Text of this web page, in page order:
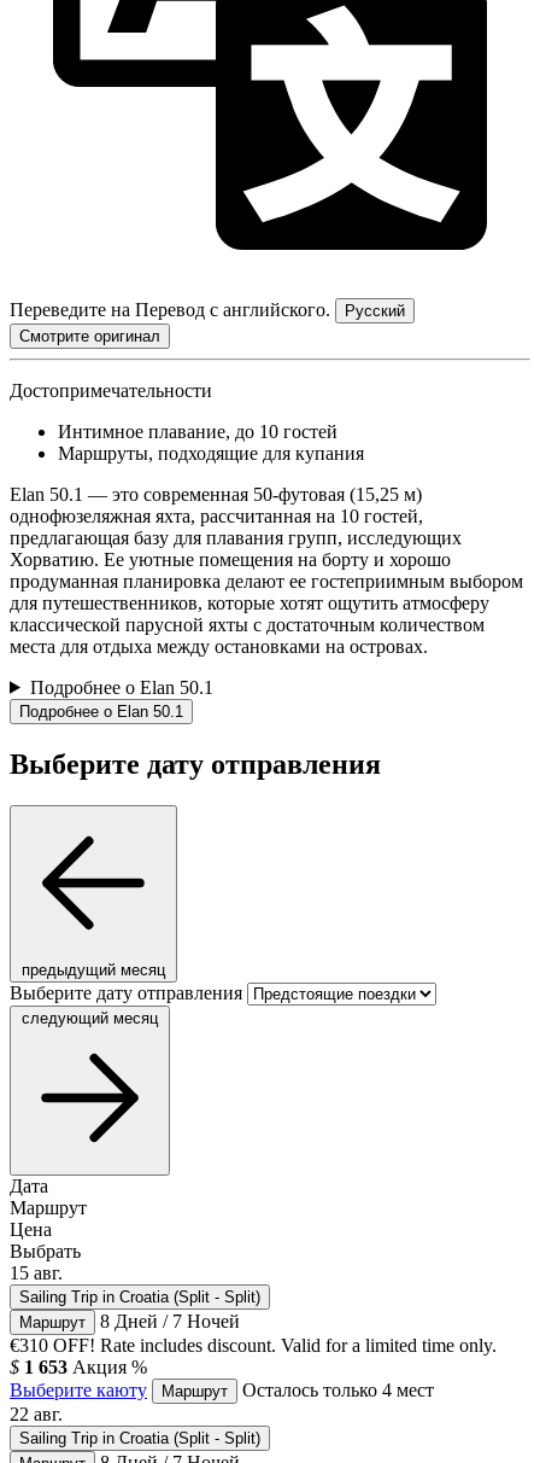
Переведите на Перевод с английского.
Русский
Смотрите оригинал
Достопримечательности
Интимное плавание, до 10 гостей
Маршруты, подходящие для купания
Elan 50.1 — это современная 50-футовая (15,25 м)
однофюзеляжная яхта, рассчитанная на 10 гостей,
предлагающая базу для плавания групп, исследующих
Хорватию. Ее уютные помещения на борту и хорошо
продуманная планировка делают ее гостеприимным выбором
для путешественников, которые хотят ощутить атмосферу
классической парусной яхты с достаточным количеством
места для отдыха между остановками на островах.
Подробнее о Elan 50.1
Подробнее о Elan 50.1
Выберите дату отправления
предыдущий месяц
Выберите дату отправления
следующий месяц
Дата
Маршрут
Цена
Выбрать
15 авг.
Sailing Trip in Croatia (Split - Split)
Маршрут
8 Дней / 7 Ночей
€310 OFF! Rate includes discount. Valid for a limited time only.
$ 1 653 Акция %
Выберите каюту
Маршрут
Осталось только 4 мест
22 авг.
Sailing Trip in Croatia (Split - Split)